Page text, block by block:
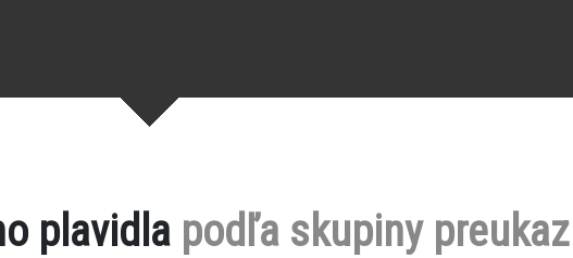
plavidla podľa skupiny